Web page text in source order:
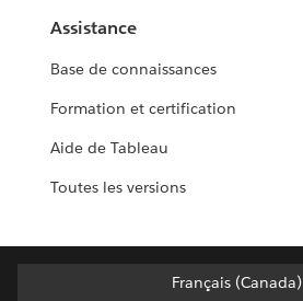
Assistance
Base de connaissances
Formation et certification
Aide de Tableau
Toutes les versions
Français (Canada)
Français (Canada)